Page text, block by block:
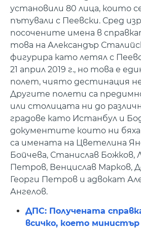
установили 80 лица, които
пътували с Пеевски. Сред
посочените имена в
това на Александър
фигурира като летял с
21 април 2019 г., но това е
полет, чиято дестинация не
Другите полети са
или столицата ни до
градове като Истанбул и
документите които ни
са имената на Цветелина
Бойчева, Станислав Божков,
Петров, Венцислав Марков,
Георги Петров и адвокат
Ангелов.
ДПС: Получената
всичко, което